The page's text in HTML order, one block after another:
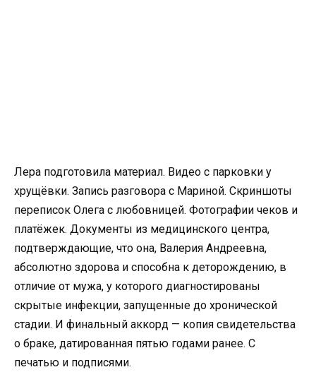
Лера подготовила материал. Видео с парковки у
хрущёвки. Запись разговора с Мариной. Скриншоты
переписок Олега с любовницей. Фотографии чеков и
платёжек. Документы из медицинского центра,
подтверждающие, что она, Валерия Андреевна,
абсолютно здорова и способна к деторождению, в
отличие от мужа, у которого диагностированы
скрытые инфекции, запущенные до хронической
стадии. И финальный аккорд — копия свидетельства
о браке, датированная пятью годами ранее. С
печатью и подписями.